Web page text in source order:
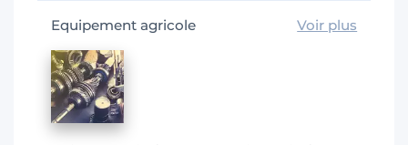
Equipement agricole Voir plus